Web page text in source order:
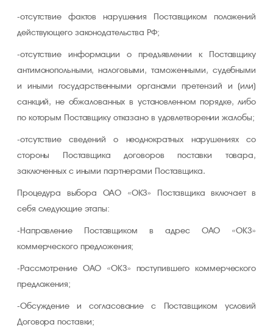
-отсутствие фактов нарушения Поставщиком положений
действующего законодательства РФ;
-отсутствие информации о предъявлении к Поставщику
антимонопольными, налоговыми, таможенными, судебными
и иными государственными органами претензий и (или)
санкций, не обжалованных в установленном порядке, либо
по которым Поставщику отказано в удовлетворении жалобы;
-отсутствие сведений о неоднократных нарушениях со
стороны Поставщика договоров поставки товара,
заключенных с иными партнерами Поставщика.
Процедура выбора ОАО «ОКЗ» Поставщика включает в
себя следующие этапы:
-Направление Поставщиком в адрес ОАО «ОКЗ»
коммерческого предложения;
-Рассмотрение ОАО «ОКЗ» поступившего коммерческого
предложения;
-Обсуждение и согласование с Поставщиком условий
Договора поставки;